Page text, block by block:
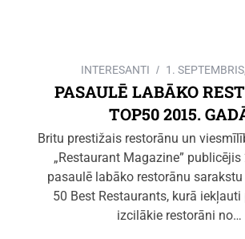
INTERESANTI 1.
PASAULĒ LABĀKO
TOP50 2015.
Britu prestižais restorānu un
„Restaurant Magazine”
pasaulē labāko restorānu sarakstu
50 Best Restaurants, kurā
izcilākie restorāni no…